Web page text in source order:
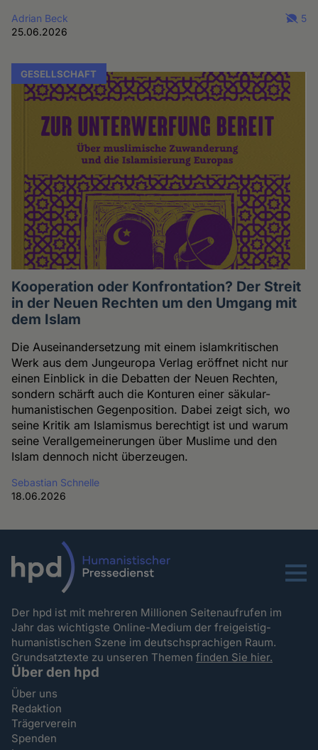
Adrian Beck
25.06.2026
5
GESELLSCHAFT
Kooperation oder Konfrontation? Der Streit
in der Neuen Rechten um den Umgang mit
dem Islam
Die Auseinandersetzung mit einem islamkritischen
Werk aus dem Jungeuropa Verlag eröffnet nicht nur
einen Einblick in die Debatten der Neuen Rechten,
sondern schärft auch die Konturen einer säkular-
humanistischen Gegenposition. Dabei zeigt sich, wo
seine Kritik am Islamismus berechtigt ist und warum
seine Verallgemeinerungen über Muslime und den
Islam dennoch nicht überzeugen.
Sebastian Schnelle
18.06.2026
Menu
Der hpd ist mit mehreren Millionen Seitenaufrufen im
Jahr das wichtigste Online-Medium der freigeistig-
humanistischen Szene im deutschsprachigen Raum.
Grundsatztexte zu unseren Themenfinden Sie hier.
Über den hpd
Über uns
Redaktion
Trägerverein
Spenden